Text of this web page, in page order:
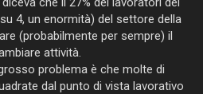
4, un enormità) del settore della
(probabilmente per sempre) il
attività.
problema è che molte di
dal punto di vista lavorativo